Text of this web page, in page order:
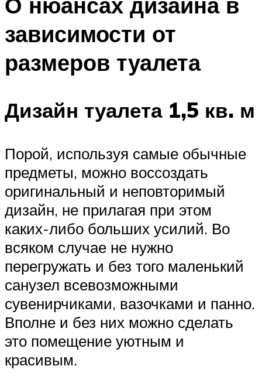
зависимости от
размеров туалета
Дизайн туалета 1,5 кв. м
Порой, используя самые обычные
предметы, можно воссоздать
оригинальный и неповторимый
дизайн, не прилагая при этом
каких-либо больших усилий. Во
всяком случае не нужно
перегружать и без того маленький
санузел всевозможными
сувенирчиками, вазочками и панно.
Вполне и без них можно сделать
это помещение уютным и
красивым.